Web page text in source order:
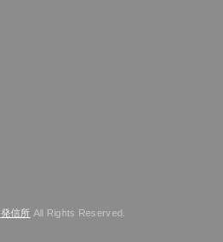
信所 All Rights Reserved.